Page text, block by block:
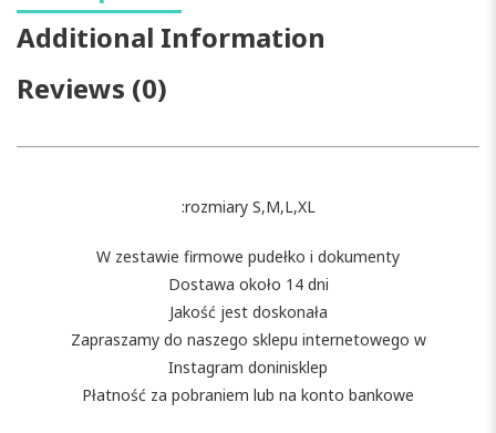
Additional Information
Reviews (0)
:rozmiary S,M,L,XL
W zestawie firmowe pudełko i dokumenty
Dostawa około 14 dni
Jakość jest doskonała
Zapraszamy do naszego sklepu internetowego w
Instagram doninisklep
Płatność za pobraniem lub na konto bankowe